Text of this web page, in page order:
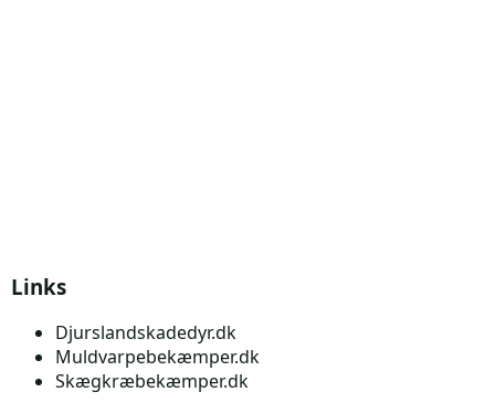
Links
Djurslandskadedyr.dk
Muldvarpebekæmper.dk
Skægkræbekæmper.dk